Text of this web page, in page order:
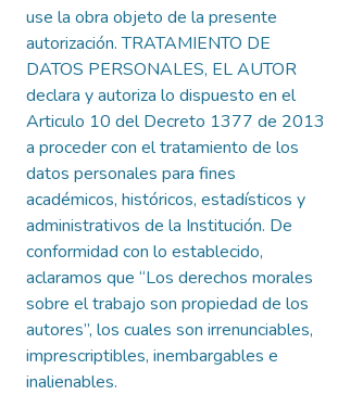
use la obra objeto de la presente
autorización. TRATAMIENTO DE
DATOS PERSONALES, EL AUTOR
declara y autoriza lo dispuesto en el
Articulo 10 del Decreto 1377 de 2013
a proceder con el tratamiento de los
datos personales para fines
académicos, históricos, estadísticos y
administrativos de la Institución. De
conformidad con lo establecido,
aclaramos que “Los derechos morales
sobre el trabajo son propiedad de los
autores”, los cuales son irrenunciables,
imprescriptibles, inembargables e
inalienables.